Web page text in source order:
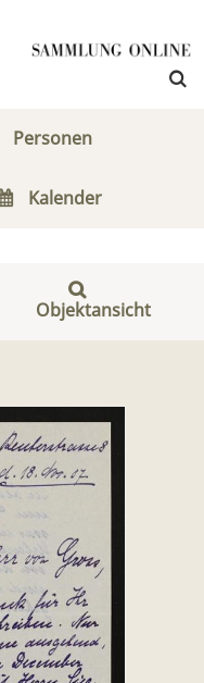
Personen
Kalender
Objektansicht